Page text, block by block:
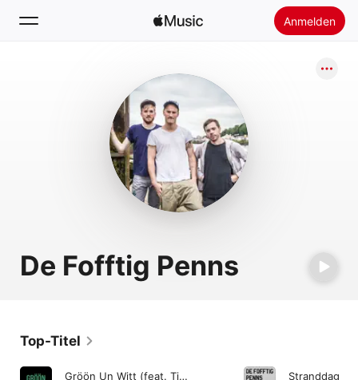
Anmelden
Apple Music installieren
De Fofftig Penns
Top-Titel
Gröön Un Witt (feat. Tjalf) Stranddag